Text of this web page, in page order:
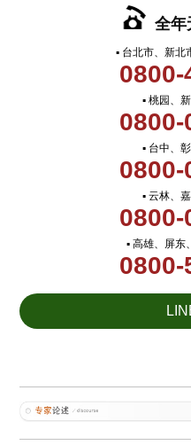
全年
▪ 台北市、新北
0800-
▪ 桃园、
0800-
▪ 台中、
0800-
▪ 云林、
0800-
▪ 高雄、屏东
0800-